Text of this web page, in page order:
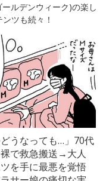
ルデンウィーク)の楽し
ツも続々！
どうなっても…」70代
で救急搬送→大人
を手に最悪を覚悟